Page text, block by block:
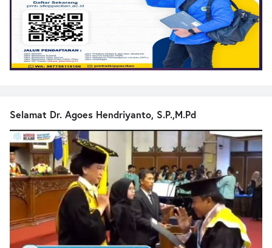
Selamat Dr. Agoes Hendriyanto, S.P.,M.Pd